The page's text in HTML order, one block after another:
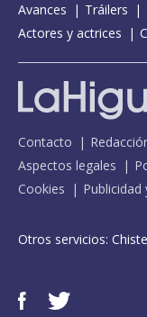
Avances
Tráilers
Actores y actrices
Contacto
Aspectos legales
Cookies
Otros servicios: